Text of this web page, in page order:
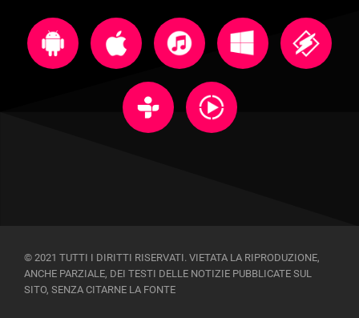
© 2021 TUTTI I DIRITTI RISERVATI. VIETATA LA RIPRODUZIONE,
ANCHE PARZIALE, DEI TESTI DELLE NOTIZIE PUBBLICATE SUL
SITO, SENZA CITARNE LA FONTE